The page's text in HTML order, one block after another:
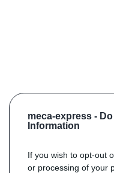
meca-express -
Information
If you wish to opt-out
or processing of your